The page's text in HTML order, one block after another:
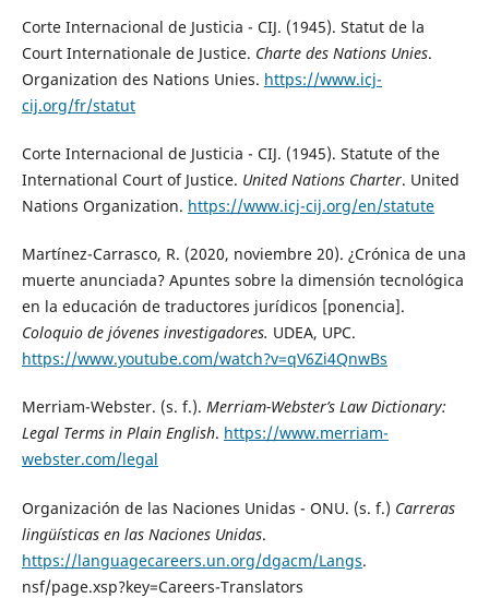
Corte Internacional de Justicia - CIJ. (1945). Statut de la
Court Internationale de Justice. Charte des Nations Unies.
Organization des Nations Unies. https://www.icj-
cij.org/fr/statut
Corte Internacional de Justicia - CIJ. (1945). Statute of the
International Court of Justice. United Nations Charter. United
Nations Organization. https://www.icj-cij.org/en/statute
Martínez-Carrasco, R. (2020, noviembre 20). ¿Crónica de una
muerte anunciada? Apuntes sobre la dimensión tecnológica
en la educación de traductores jurídicos [ponencia].
Coloquio de jóvenes investigadores. UDEA, UPC.
https://www.youtube.com/watch?v=qV6Zi4QnwBs
Merriam-Webster. (s. f.). Merriam-Webster’s Law Dictionary:
Legal Terms in Plain English. https://www.merriam-
webster.com/legal
Organización de las Naciones Unidas - ONU. (s. f.) Carreras
lingüísticas en las Naciones Unidas.
https://languagecareers.un.org/dgacm/Langs.
nsf/page.xsp?key=Careers-Translators